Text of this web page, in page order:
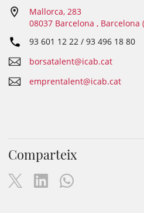
Mallorca, 283
08037 Barcelona , Barcelona
93 601 12 22 / 93 496 18 80
borsatalent@icab.cat
emprentalent@icab.cat
Comparteix